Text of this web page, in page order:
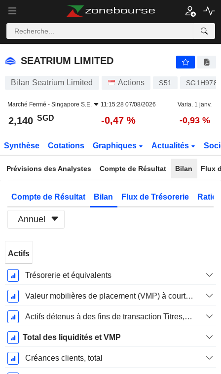
SEATRIUM LIMITED
SEATRIUM LIMITED
Bilan Seatrium Limited Actions S51
Marché Fermé - Singapore S.E. 11:15:28 07/08/2026 Varia. 1 janv.
2,140 SGD -0,47 % -0,93 %
Synthèse Cotations Graphiques Actualités
Prévisions des Analystes Compte de Résultat Bilan Flux
Compte de Résultat Bilan Flux de Trésorerie
Annuel
Fiscale:
Décembre
Actifs
Trésorerie et équivalents
Valeur mobilières de placement (VMP) à court terme
Actifs détenus à des fins de transaction Titres, totalActifs détenus à des fins de transactions (Trading), Total.
Total des liquidités et VMP
Créances clients, total